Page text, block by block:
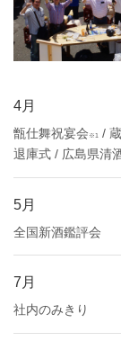
4月
甑仕舞祝宴会 ※1 /
退庫式 / 広島県清
5月
全国新酒鑑評会
7月
社内のみきり